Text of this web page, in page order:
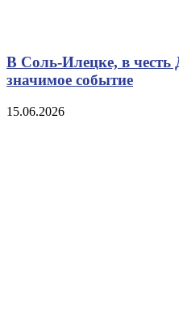
В Соль-Илецке, в честь
значимое событие
15.06.2026